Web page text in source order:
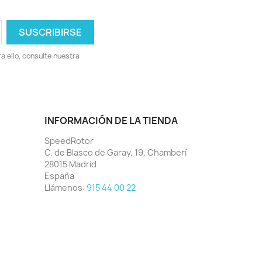
ello, consulte nuestra
INFORMACIÓN DE LA TIENDA
SpeedRotor
C. de Blasco de Garay, 19, Chamberí
28015 Madrid
España
Llámenos: 915 44 00 22